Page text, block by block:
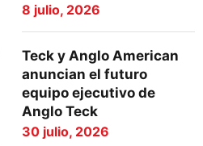
8 julio, 2026
Teck y Anglo American
anuncian el futuro
equipo ejecutivo de
Anglo Teck
30 julio, 2026